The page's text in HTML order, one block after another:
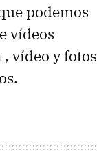
podemos
vídeos
vídeo y fotos